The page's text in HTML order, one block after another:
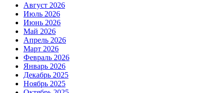
Август 2026
Июль 2026
Июнь 2026
Май 2026
Апрель 2026
Март 2026
Февраль 2026
Январь 2026
Декабрь 2025
Ноябрь 2025